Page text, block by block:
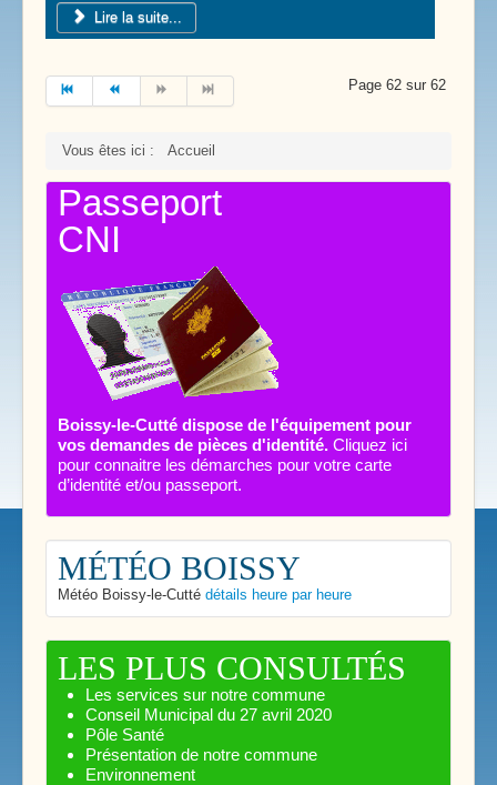
Lire la suite...
Page 62 sur 62
Vous êtes ici : Accueil
Passeport
CNI
Boissy-le-Cutté dispose de l'équipement pour
vos demandes de pièces d'identité. Cliquez ici
pour connaitre les démarches pour votre carte
d’identité et/ou passeport.
MÉTÉO BOISSY
Météo Boissy-le-Cutté détails heure par heure
LES PLUS CONSULTÉS
Les services sur notre commune
Conseil Municipal du 27 avril 2020
Pôle Santé
Présentation de notre commune
Environnement